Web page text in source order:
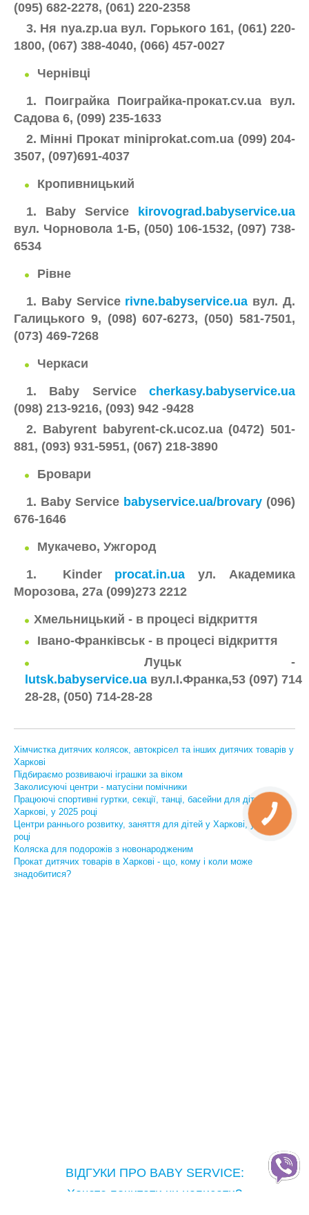
(095) 682-2278, (061) 220-2358
3. Ня nya.zp.ua вул. Горького 161, (061) 220-
1800, (067) 388-4040, (066) 457-0027
Чернівці
1. Поиграйка Поиграйка-прокат.cv.ua вул.
Садова 6, (099) 235-1633
2. Мінні Прокат miniprokat.com.ua (099) 204-
3507, (097)691-4037
Кропивницький
1. Baby Service
kirovograd.babyservice.ua
вул. Чорновола 1-Б, (050) 106-1532, (097) 738-
6534
Рівне
1. Baby Service rivne.babyservice.ua вул. Д.
Галицького 9, (098) 607-6273, (050) 581-7501,
(073) 469-7268
Черкаси
1. Baby Service cherkasy.babyservice.ua
(098) 213-9216, (093) 942 -9428
2. Babyrent babyrent-ck.ucoz.ua (0472) 501-
881, (093) 931-5951, (067) 218-3890
Бровари
1. Baby Service babyservice.ua/brovary (096)
676-1646
Мукачево, Ужгород
1.
Kinder procat.in.ua ул. Академика
Морозова, 27а (099)273 2212
Хмельницький - в процесі відкриття
Івано-Франківськ - в процесі відкриття
Луцьк -
lutsk.babyservice.ua вул.І.Франка,53 (097) 714-
28-28, (050) 714-28-28
Хімчистка дитячих колясок, автокрісел та інших дитячих товарів у
Харкові
Підбираємо розвиваючі іграшки за віком
Заколисуючі центри - матусіни помічники
Працюючі спортивні гуртки, секції, танці, басейни для дітей у
Харкові, у 2025 році
Центри раннього розвитку, заняття для дітей у Харкові, у 2025
році
Коляска для подорожів з новонародженим
Прокат дитячих товарів в Харкові - що, кому і коли може
знадобитися?
ВІДГУКИ ПРО BABY SERVICE:
Хочете почитати чи написати?